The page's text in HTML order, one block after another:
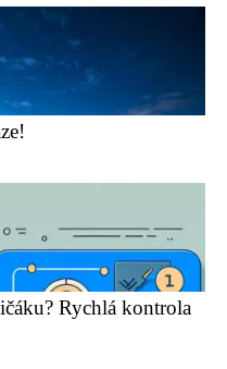
Rychlá kontrola